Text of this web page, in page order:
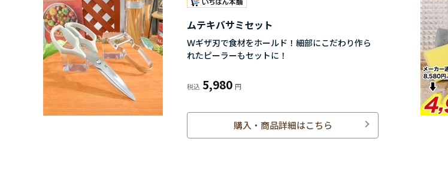
ムテキバサミセット
Ｗギザ刃で食材をホールド！細部にこだわり作ら
れたピーラーもセットに！
5,980
購入・商品詳細はこちら